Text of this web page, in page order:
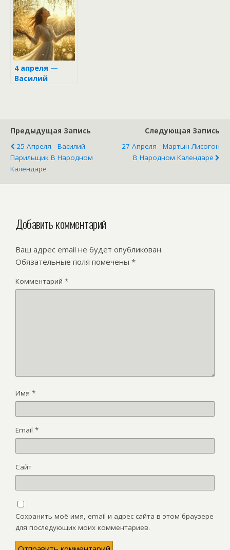
можно и
нельзя делать,
народные
приметы и
обряды
4 апреля —
Василий
обряды и что
в этот день
Предыдущая Запись
25 Апреля - Василий
Парильщик В Народном
Календаре
Следующая Запись
27 Апреля - Мартын Лисогон
В Народном Календаре
Добавить комментарий
Ваш адрес email не будет опубликован.
Обязательные поля помечены *
Комментарий *
Имя *
Email *
Сайт
Сохранить моё имя, email и адрес сайта в этом браузере
для последующих моих комментариев.